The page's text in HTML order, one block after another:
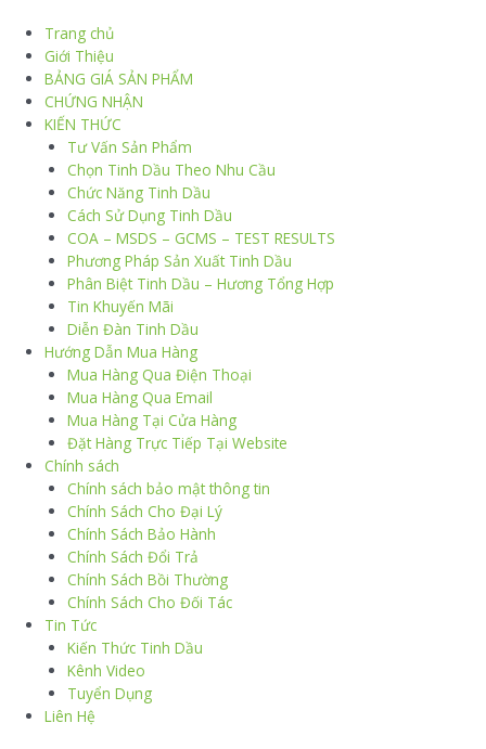
Trang chủ
Giới Thiệu
BẢNG GIÁ SẢN PHẨM
CHỨNG NHẬN
KIẾN THỨC
Tư Vấn Sản Phẩm
Chọn Tinh Dầu Theo Nhu Cầu
Chức Năng Tinh Dầu
Cách Sử Dụng Tinh Dầu
COA – MSDS – GCMS – TEST RESULTS
Phương Pháp Sản Xuất Tinh Dầu
Phân Biệt Tinh Dầu – Hương Tổng Hợp
Tin Khuyến Mãi
Diễn Đàn Tinh Dầu
Hướng Dẫn Mua Hàng
Mua Hàng Qua Điện Thoại
Mua Hàng Qua Email
Mua Hàng Tại Cửa Hàng
Đặt Hàng Trực Tiếp Tại Website
Chính sách
Chính sách bảo mật thông tin
Chính Sách Cho Đại Lý
Chính Sách Bảo Hành
Chính Sách Đổi Trả
Chính Sách Bồi Thường
Chính Sách Cho Đối Tác
Tin Tức
Kiến Thức Tinh Dầu
Kênh Video
Tuyển Dụng
Liên Hệ